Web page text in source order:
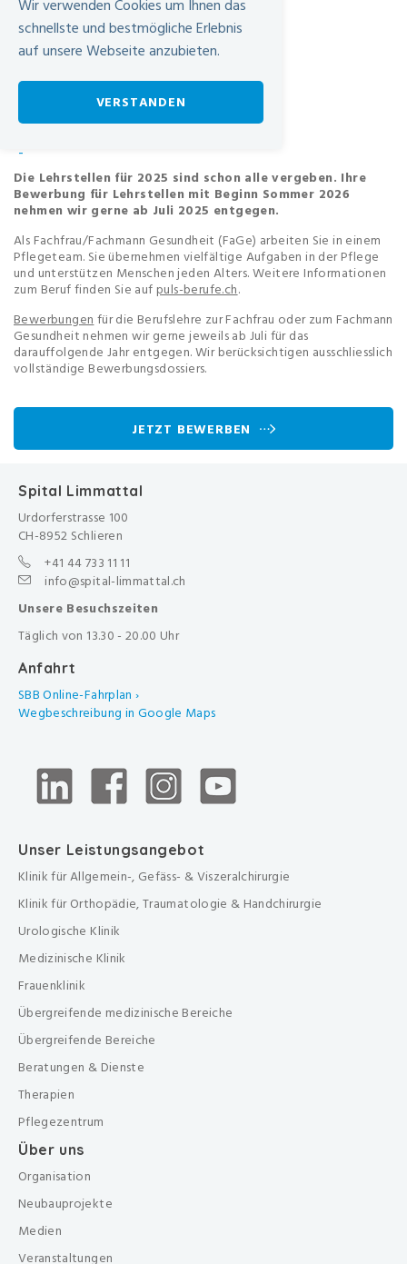
Kontakt
Personalabteilung Spital Limmattal
Urdorferstrasse 100
+41 44 736 84 96
Die Lehrstellen für 2025 sind schon alle vergeben. Ihre
Bewerbung für Lehrstellen mit Beginn Sommer 2026
nehmen wir gerne ab Juli 2025 entgegen.
Als Fachfrau/Fachmann Gesundheit (FaGe) arbeiten Sie in einem
Pflegeteam. Sie übernehmen vielfältige Aufgaben in der Pflege
und unterstützen Menschen jeden Alters. Weitere Informationen
zum Beruf finden Sie auf puls-berufe.ch.
Bewerbungenfür die Berufslehre zur Fachfrau oder zum Fachmann
Gesundheit nehmen wir gerne jeweils ab Juli für das
darauffolgende Jahr entgegen. Wir berücksichtigen ausschliesslich
vollständige Bewerbungsdossiers.
JETZT BEWERBEN
Spital Limmattal
Urdorferstrasse 100
CH-8952 Schlieren
+41 44 733 11 11
info@spital-limmattal.ch
Unsere Besuchszeiten
Täglich von 13.30 - 20.00 Uhr
Anfahrt
SBB Online-Fahrplan ›
Wegbeschreibung in Google Maps
Unser Leistungsangebot
Klinik für Allgemein-, Gefäss- & Viszeralchirurgie
Klinik für Orthopädie, Traumatologie & Handchirurgie
Urologische Klinik
Medizinische Klinik
Frauenklinik
Übergreifende medizinische Bereiche
Übergreifende Bereiche
Beratungen & Dienste
Therapien
Pflegezentrum
Über uns
Organisation
Neubauprojekte
Medien
Veranstaltungen
Wir verwenden Cookies um Ihnen das
schnellste und bestmögliche Erlebnis
auf unsere Webseite anzubieten.
VERSTANDEN
-